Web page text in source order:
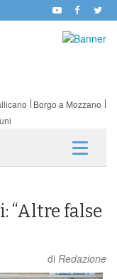
Borgo a Mozzano
“Altre false
di Redazione